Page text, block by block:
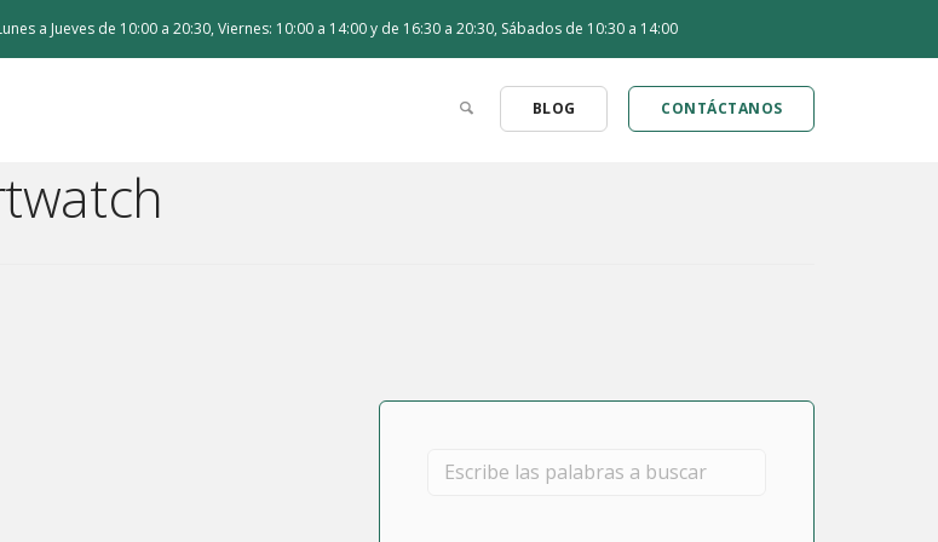
a Jueves de 10:00 a 20:30, Viernes: 10:00 a 14:00 y de 16:30 a 20:30, Sábados de 10:30 a 14:00
BLOG CONTÁCTANOS